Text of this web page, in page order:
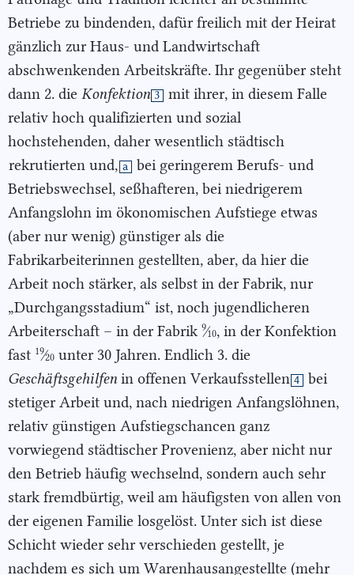
Betriebe zu bindenden, dafür freilich mit der Heirat
gänzlich zur Haus- und Landwirtschaft
abschwenkenden Arbeitskräfte. Ihr gegenüber steht
dann 2. die Konfektion 3
mit ihrer, in diesem Falle
relativ hoch qualifizierten und sozial
hochstehenden, daher wesentlich städtisch
rekrutierten und, a
bei geringerem Berufs- und
Betriebswechsel, seßhafteren, bei niedrigerem
Anfangslohn im ökonomischen Aufstiege etwas
(aber nur wenig) günstiger als die
Fabrikarbeiterinnen gestellten, aber, da hier die
Arbeit noch stärker, als selbst in der Fabrik, nur
„Durchgangsstadium“ ist, noch jugendlicheren
Arbeiterschaft – in der Fabrik 9⁄10, in der Konfektion
fast 19⁄20 unter 30 Jahren. Endlich 3. die
Geschäftsgehilfenin offenen Verkaufsstellen 4
bei
stetiger Arbeit und, nach niedrigen Anfangslöhnen,
relativ günstigen Aufstiegschancen ganz
vorwiegend städtischer Provenienz, aber nicht nur
den Betrieb häufig wechselnd, sondern auch sehr
stark fremdbürtig, weil am häufigsten von allen von
der eigenen Familie losgelöst. Unter sich ist diese
Schicht wieder sehr verschieden gestellt, je
nachdem es sich um Warenhausangestellte (mehr